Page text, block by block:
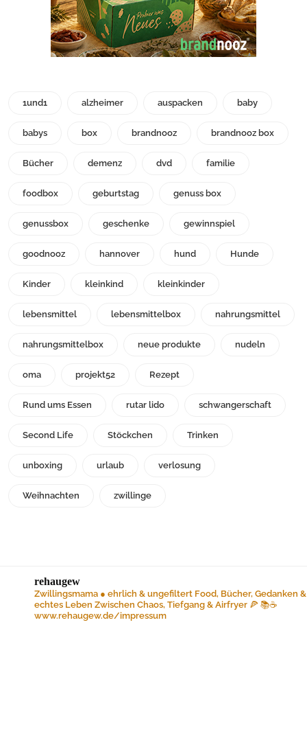
1und1 alzheimer auspacken baby
babys box brandnooz brandnooz box
Bücher demenz dvd familie
foodbox geburtstag genuss box
genussbox geschenke gewinnspiel
goodnooz hannover hund Hunde
Kinder kleinkind kleinkinder
lebensmittel lebensmittelbox nahrungsmittel
nahrungsmittelbox neue produkte nudeln
oma projekt52 Rezept
Rund ums Essen rutar lido schwangerschaft
Second Life Stöckchen Trinken
unboxing urlaub verlosung
Weihnachten zwillinge
rehaugew
Zwillingsmama ● ehrlich & ungefiltert Food, Bücher, Gedanken &
echtes Leben Zwischen Chaos, Tiefgang & Airfryer 🍕 📚☕️
www.rehaugew.de/impressum